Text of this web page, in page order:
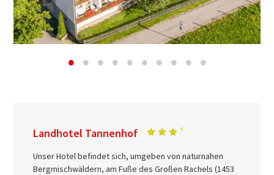
Landhotel Tannenhof
Unser Hotel befindet sich, umgeben von naturnahen
Bergmischwäldern, am Fuße des Großen Rachels (1453